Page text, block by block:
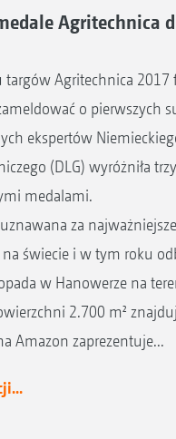
Agritechnica
targów Agritechnica 2017
o pierwszych
ekspertów
(DLG) wyróżniła
medalami.
za
świecie i w tym roku
w Hanowerze na
2.700 m²
Amazon zaprezentuje...